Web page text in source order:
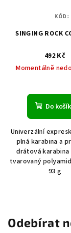
SINGING ROCK
492 Kč
Momentálně
Do
Univerzální
plná karabina a
drátová karabina
tvarovaný
93 g
KÓD:
Odebírat